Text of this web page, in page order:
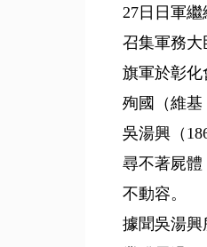
27日日軍
召集軍務
旗軍於彰
殉國（維基
吳湯興（
尋不著屍
不動容。
據聞吳湯